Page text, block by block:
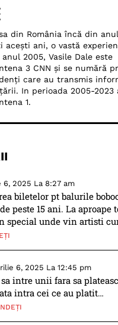
din România încă din
ani, o vastă
2005, Vasile Dale este
3 CNN și se numără
care au transmis
In perioada 2005-2023
1.
6, 2025 La 8:27 am
biletelor pt balurile
peste 15 ani. La aproape
special unde vin artisti
6, 2025 La 12:45 pm
intre unii fara sa
intra cei ce au platit…